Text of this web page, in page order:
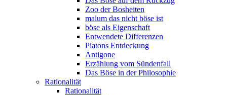
Zoo der Bosheiten
malum das nicht böse ist
böse als Eigenschaft
Entwendete Differenzen
Platons Entdeckung
Antigone
Erzählung vom Sündenfall
Das Böse in der Philosophie
Rationalität
Rationalität